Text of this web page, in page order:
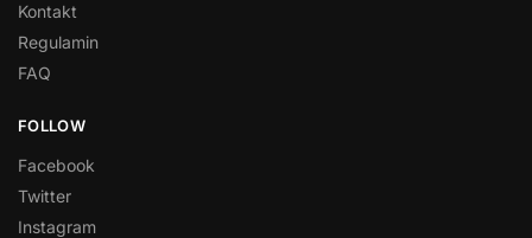
Kontakt
Regulamin
FAQ
FOLLOW
Facebook
Twitter
Instagram